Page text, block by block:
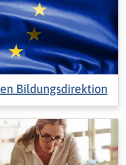
Bildungsdirektion